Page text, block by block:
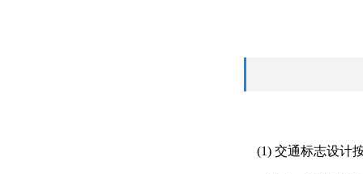
(1) 交通标志设计